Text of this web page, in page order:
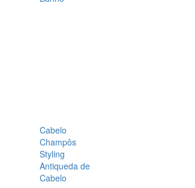
Cabelo
Champôs
Styling
Antiqueda de
Cabelo